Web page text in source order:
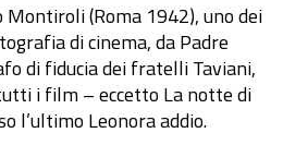
(Roma 1942), uno dei
di cinema, da Padre
di fiducia dei fratelli Taviani,
i film – eccetto La notte di
l’ultimo Leonora addio.